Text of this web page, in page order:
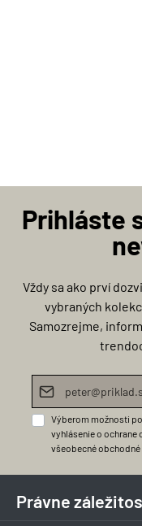
Prihláste
Vždy sa ako prví
vybraných
Samozrejme,
E-mailová adresa*
Výberom možnosti
vyhlásenie o ochrane
všeobecné
Právne